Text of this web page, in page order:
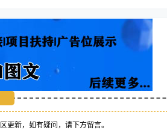
新，如有疑问，请下方留言。